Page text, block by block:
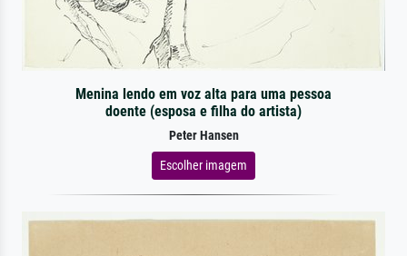
Menina lendo em voz alta para uma pessoa
doente (esposa e filha do artista)
Peter Hansen
Escolher imagem